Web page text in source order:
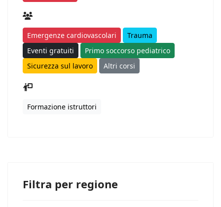
Emergenze cardiovascolari
Trauma
Eventi gratuiti
Primo soccorso pediatrico
Sicurezza sul lavoro
Altri corsi
Formazione istruttori
Filtra per regione